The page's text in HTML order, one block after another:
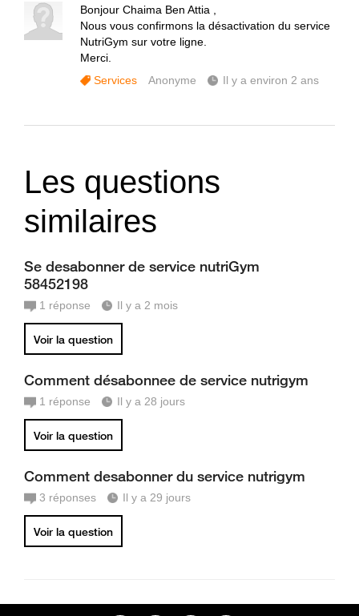
Bonjour Chaima Ben Attia ,
Nous vous confirmons la désactivation du service
NutriGym sur votre ligne.
Merci.
Services
Anonyme Il y a environ 2 ans
Les questions
similaires
Se desabonner de service nutriGym
58452198
1 réponse Il y a 2 mois
Voir la question
Comment désabonnee de service nutrigym
1 réponse Il y a 28 jours
Voir la question
Comment desabonner du service nutrigym
3 réponses Il y a 29 jours
Voir la question